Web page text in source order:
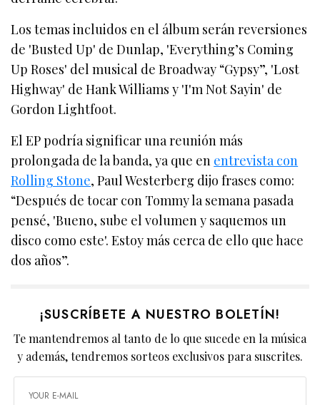
Los temas incluidos en el álbum serán reversiones
de 'Busted Up' de Dunlap, 'Everything’s Coming
Up Roses' del musical de Broadway “Gypsy”, 'Lost
Highway' de Hank Williams y 'I'm Not Sayin' de
Gordon Lightfoot.
El EP podría significar una reunión más
prolongada de la banda, ya que en entrevista con
Rolling Stone, Paul Westerberg dijo frases como:
“Después de tocar con Tommy la semana pasada
pensé, 'Bueno, sube el volumen y saquemos un
disco como este'. Estoy más cerca de ello que hace
dos años”.
¡SUSCRÍBETE A NUESTRO BOLETÍN!
Te mantendremos al tanto de lo que sucede en la música
y además, tendremos sorteos exclusivos para suscrites.